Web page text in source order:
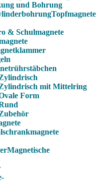
und Bohrung
Topfmagnete
& Schulmagnete
mit Mittelring
Form
Magnetische